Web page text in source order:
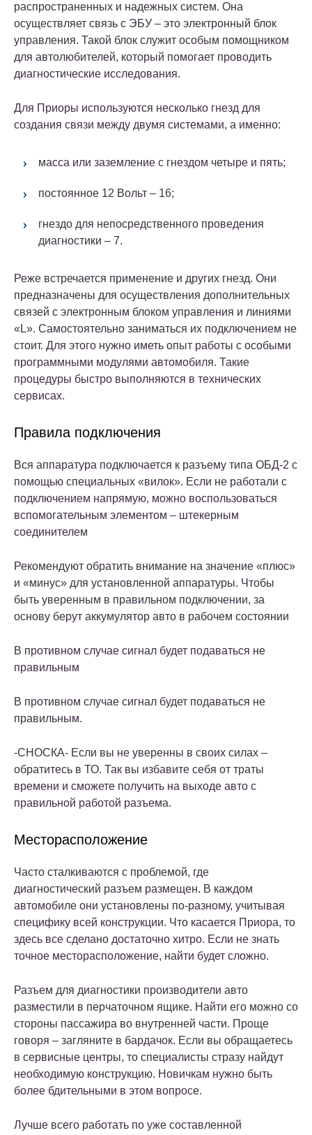
распространенных и надежных систем. Она
осуществляет связь с ЭБУ – это электронный блок
управления. Такой блок служит особым помощником
для автолюбителей, который помогает проводить
диагностические исследования.
Для Приоры используются несколько гнезд для
создания связи между двумя системами, а именно:
масса или заземление с гнездом четыре и пять;
постоянное 12 Вольт – 16;
гнездо для непосредственного проведения
диагностики – 7.
Реже встречается применение и других гнезд. Они
предназначены для осуществления дополнительных
связей с электронным блоком управления и линиями
«L». Самостоятельно заниматься их подключением не
стоит. Для этого нужно иметь опыт работы с особыми
программными модулями автомобиля. Такие
процедуры быстро выполняются в технических
сервисах.
Правила подключения
Вся аппаратура подключается к разъему типа ОБД-2 с
помощью специальных «вилок». Если не работали с
подключением напрямую, можно воспользоваться
вспомогательным элементом – штекерным
соединителем
Рекомендуют обратить внимание на значение «плюс»
и «минус» для установленной аппаратуры. Чтобы
быть уверенным в правильном подключении, за
основу берут аккумулятор авто в рабочем состоянии
В противном случае сигнал будет подаваться не
правильным
В противном случае сигнал будет подаваться не
правильным.
-СНОСКА- Если вы не уверенны в своих силах –
обратитесь в ТО. Так вы избавите себя от траты
времени и сможете получить на выходе авто с
правильной работой разъема.
Месторасположение
Часто сталкиваются с проблемой, где
диагностический разъем размещен. В каждом
автомобиле они установлены по-разному, учитывая
специфику всей конструкции. Что касается Приора, то
здесь все сделано достаточно хитро. Если не знать
точное месторасположение, найти будет сложно.
Разъем для диагностики производители авто
разместили в перчаточном ящике. Найти его можно со
стороны пассажира во внутренней части. Проще
говоря – загляните в бардачок. Если вы обращаетесь
в сервисные центры, то специалисты стразу найдут
необходимую конструкцию. Новичкам нужно быть
более бдительными в этом вопросе.
Лучше всего работать по уже составленной